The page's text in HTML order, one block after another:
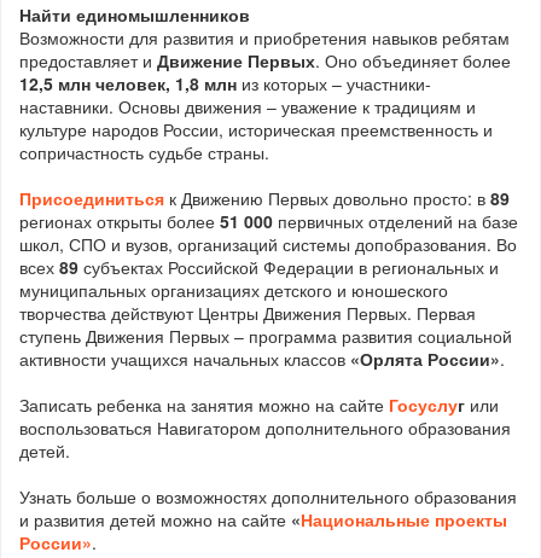
Найти единомышленников
Возможности для развития и приобретения навыков ребятам
предоставляет и Движение Первых. Оно объединяет более
12,5 млн человек, 1,8 млн из которых – участники-
наставники. Основы движения – уважение к традициям и
культуре народов России, историческая преемственность и
сопричастность судьбе страны.
Присоединиться к Движению Первых довольно просто: в 89
регионах открыты более 51 000 первичных отделений на базе
школ, СПО и вузов, организаций системы допобразования. Во
всех 89 субъектах Российской Федерации в региональных и
муниципальных организациях детского и юношеского
творчества действуют Центры Движения Первых. Первая
ступень Движения Первых – программа развития социальной
активности учащихся начальных классов «Орлята России».
Записать ребенка на занятия можно на сайте Госуслуг или
воспользоваться Навигатором дополнительного образования
детей.
Узнать больше о возможностях дополнительного образования
и развития детей можно на сайте «Национальные проекты
России».